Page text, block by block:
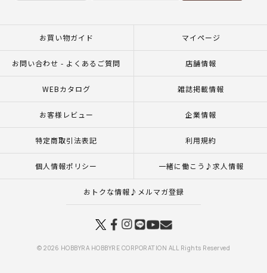
お買い物ガイド マイページ
お問い合わせ - よくあるご質問 店舗情報
WEBカタログ 雑誌掲載情報
お客様レビュー 企業情報
特定商取引法表記 利用規約
個人情報ポリシー 一緒に働こう♪求人情報
おトクな情報♪メルマガ登録
© 2026 HOBBYRA HOBBYRE CORPORATION ALL Rights Reserved